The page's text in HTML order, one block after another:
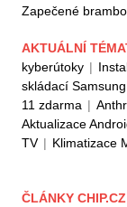
Zapečené
AKTUÁLNÍ
kyberútoky |
skládací Samsung
11 zdarma |
Aktualizace
TV | Klimatizace
ČLÁNKY CHIP.CZ